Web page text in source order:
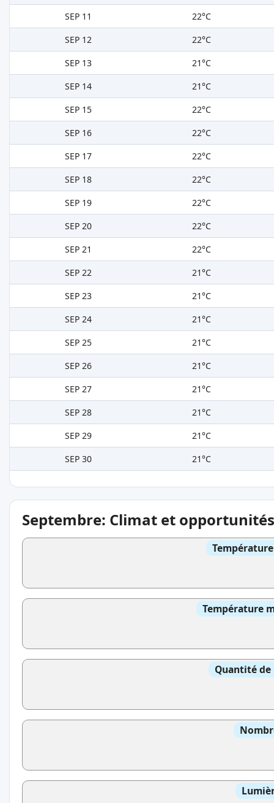
SEP 11
22°C
SEP 12
22°C
SEP 13
21°C
SEP 14
21°C
SEP 15
22°C
SEP 16
22°C
SEP 17
22°C
SEP 18
22°C
SEP 19
22°C
SEP 20
22°C
SEP 21
22°C
SEP 22
21°C
SEP 23
21°C
SEP 24
21°C
SEP 25
21°C
SEP 26
21°C
SEP 27
21°C
SEP 28
21°C
SEP 29
21°C
SEP 30
21°C
Septembre: Climat et
Température
Quantité